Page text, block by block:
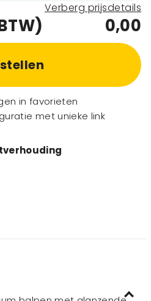
Verberg prijsdetails
0,00
in favorieten
met unieke link